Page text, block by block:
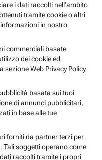
i dati raccolti nell’ambito
tramite cookie o altri
in nostro
commerciali basate
dei cookie ed
sezione Web Privacy Policy
basata sui tuoi
di annunci pubblicitari,
in base alle tue
forniti da partner terzi per
Tali soggetti operano come
raccolti tramite i propri